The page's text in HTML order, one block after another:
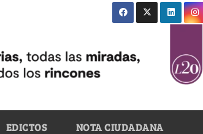
EDICTOS NOTA CIUDADANA